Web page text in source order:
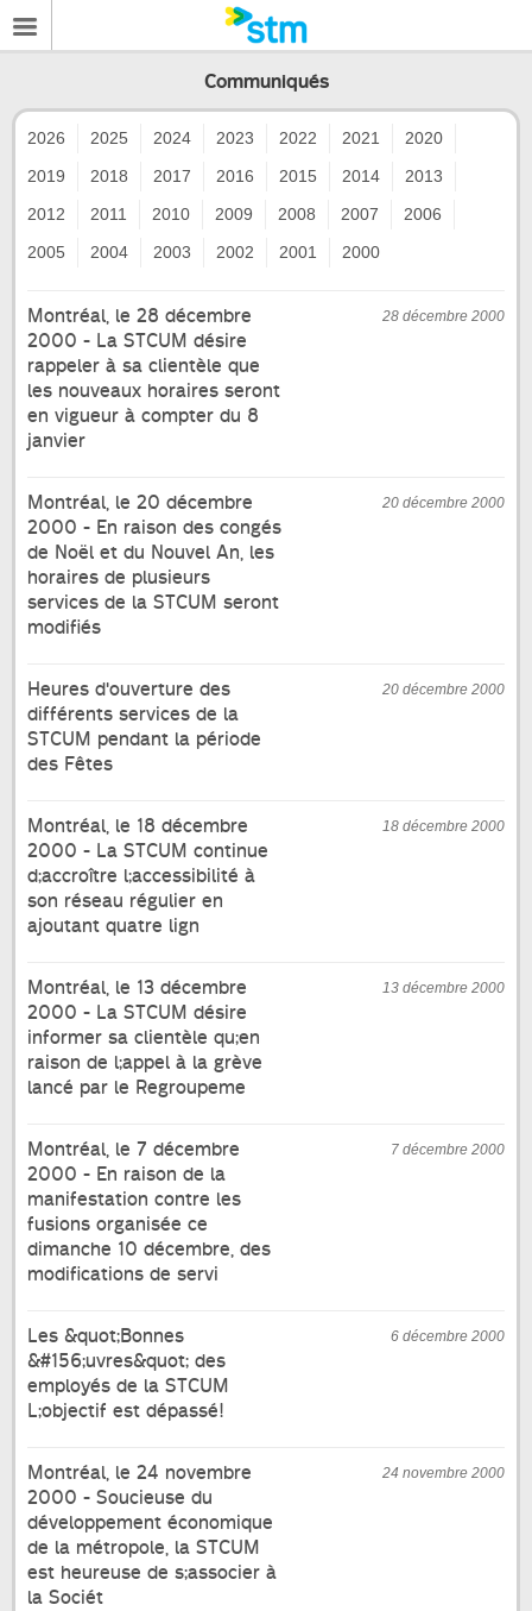
Communiqués
2026 2025 2024 2023 2022 2021
2020
2019
2018 2017 2016 2015 2014
2013
2012
2011 2010 2009 2008 2007
2006
2005
2004 2003 2002 2001 2000
28 décembre 2000
Montréal, le 28 décembre
2000 - La STCUM désire
rappeler à sa clientèle que
les nouveaux horaires seront
en vigueur à compter du 8
janvier
20 décembre 2000
Montréal, le 20 décembre
2000 - En raison des congés
de Noël et du Nouvel An, les
horaires de plusieurs
services de la STCUM seront
modifiés
20 décembre 2000
Heures d'ouverture des
différents services de la
STCUM pendant la période
des Fêtes
18 décembre 2000
Montréal, le 18 décembre
2000 - La STCUM continue
d;accroître l;accessibilité à
son réseau régulier en
ajoutant quatre lign
13 décembre 2000
Montréal, le 13 décembre
2000 - La STCUM désire
informer sa clientèle qu;en
raison de l;appel à la grève
lancé par le Regroupeme
7 décembre 2000
Montréal, le 7 décembre
2000 - En raison de la
manifestation contre les
fusions organisée ce
dimanche 10 décembre, des
modifications de servi
6 décembre 2000
Les &quot;Bonnes
&#156;uvres&quot; des
employés de la STCUM
L;objectif est dépassé!
24 novembre 2000
Montréal, le 24 novembre
2000 - Soucieuse du
développement économique
de la métropole, la STCUM
est heureuse de s;associer à
la Sociét